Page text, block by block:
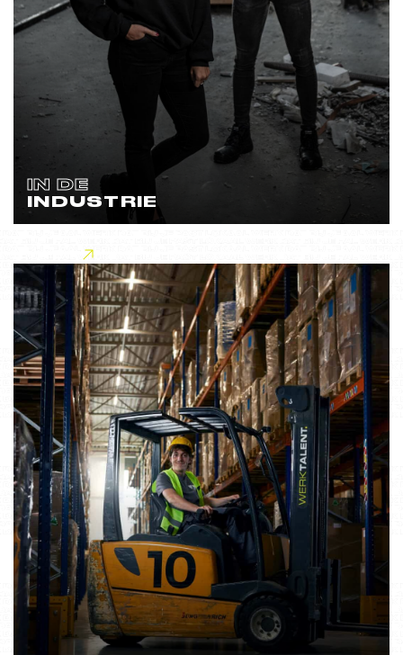
IN DE
INDUSTRIE